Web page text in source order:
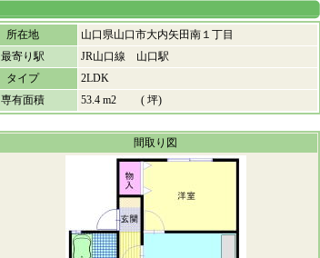
所在地
山口県山口市大内矢田南１丁目
最寄り駅
JR山口線 山口駅
タイプ
2LDK
専有面積
53.4 m2 ( 坪)
間取り図